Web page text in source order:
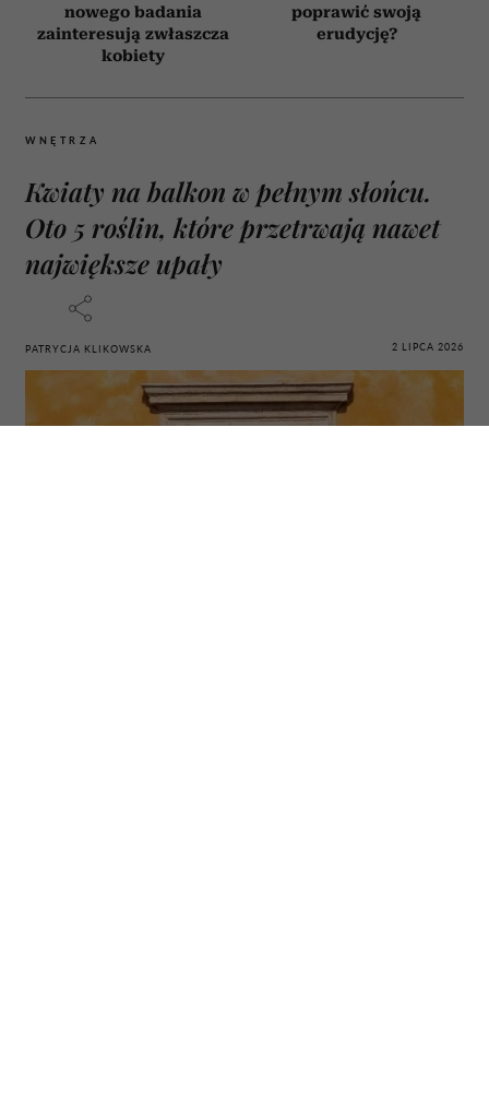
nowego badania
zainteresują zwłaszcza
kobiety
poprawić swoją
erudycję?
WNĘTRZA
Kwiaty na balkon w pełnym słońcu.
Oto 5 roślin, które przetrwają nawet
największe upały
PATRYCJA KLIKOWSKA 2 LIPCA 2026